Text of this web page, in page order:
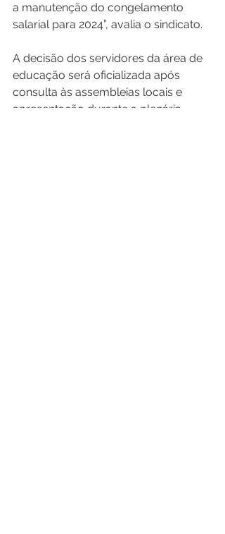
a manutenção do congelamento
salarial para 2024”, avalia o sindicato.
A decisão dos servidores da área de
educação será oficializada após
consulta às assembleias locais e
apresentação durante a plenária